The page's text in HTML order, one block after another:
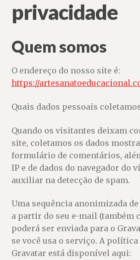
privacidade
Quem somos
O endereço do nosso site é:
https://
Quais dados pessoais
Quando os visitantes deixam
site, coletamos os dados
formulário de comentários,
IP e de dados do navegador do
auxiliar na detecção de spam.
Uma sequência anonimizada
a partir do seu e-mail (também
poderá ser enviada para o
se você usa o serviço. A
Gravatar está disponível aqui: